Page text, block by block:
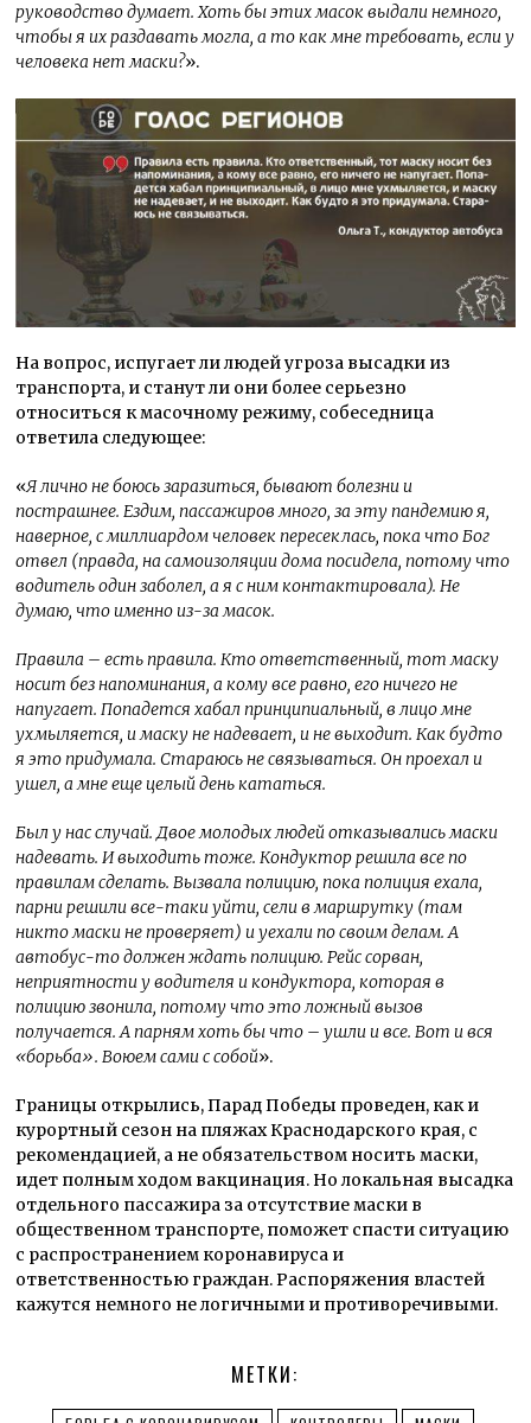
руководство думает. Хоть бы этих масок выдали немного,
чтобы я их раздавать могла, а то как мне требовать, если у
человека нет маски?».
На вопрос, испугает ли людей угроза высадки из
транспорта, и станут ли они более серьезно
относиться к масочному режиму, собеседница
ответила следующее:
«Я лично не боюсь заразиться, бывают болезни и
пострашнее. Ездим, пассажиров много, за эту пандемию я,
наверное, с миллиардом человек пересеклась, пока что Бог
отвел (правда, на самоизоляции дома посидела, потому что
водитель один заболел, а я с ним контактировала). Не
думаю, что именно из-за масок.
Правила – есть правила. Кто ответственный, тот маску
носит без напоминания, а кому все равно, его ничего не
напугает. Попадется хабал принципиальный, в лицо мне
ухмыляется, и маску не надевает, и не выходит. Как будто
я это придумала. Стараюсь не связываться. Он проехал и
ушел, а мне еще целый день кататься.
Был у нас случай. Двое молодых людей отказывались маски
надевать. И выходить тоже. Кондуктор решила все по
правилам сделать. Вызвала полицию, пока полиция ехала,
парни решили все-таки уйти, сели в маршрутку (там
никто маски не проверяет) и уехали по своим делам. А
автобус-то должен ждать полицию. Рейс сорван,
неприятности у водителя и кондуктора, которая в
полицию звонила, потому что это ложный вызов
получается. А парням хоть бы что – ушли и все. Вот и вся
«борьба». Воюем сами с собой».
Границы открылись, Парад Победы проведен, как и
курортный сезон на пляжах Краснодарского края, с
рекомендацией, а не обязательством носить маски,
идет полным ходом вакцинация. Но локальная высадка
отдельного пассажира за отсутствие маски в
общественном транспорте, поможет спасти ситуацию
с распространением коронавируса и
ответственностью граждан. Распоряжения властей
кажутся немного не логичными и противоречивыми.
МЕТКИ: